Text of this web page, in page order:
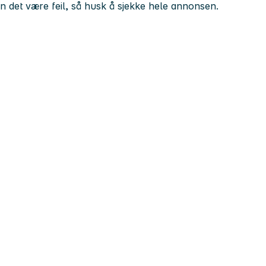
det være feil, så husk å sjekke hele annonsen.